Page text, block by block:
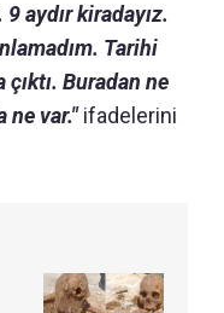
aydır kiradayız.
Tarihi
çıktı. Buradan ne
ne var."ifadelerini